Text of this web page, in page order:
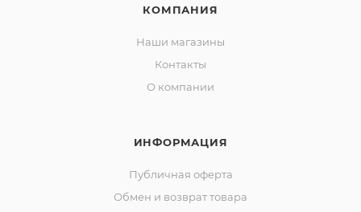
КОМПАНИЯ
Наши магазины
Контакты
О компании
ИНФОРМАЦИЯ
Публичная оферта
Обмен и возврат товара